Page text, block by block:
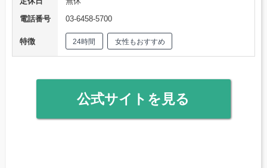
電話番号
03-6458-5700
特徴 24時間 女性もおすすめ
公式サイトを見る